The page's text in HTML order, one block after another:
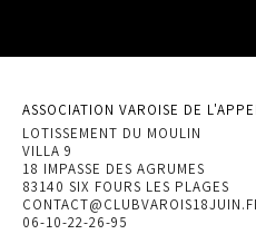
ASSOCIATION VAROISE DE
LOTISSEMENT DU MOULIN
VILLA 9
18 IMPASSE DES AGRUMES
83140 SIX FOURS LES PLAGES
06-10-22-26-95